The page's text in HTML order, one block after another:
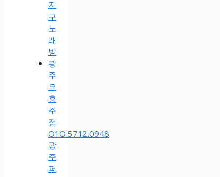
지
구
노
래
방
광
주
유
흥
주
점
O1O.5712.0948
광
주
퍼